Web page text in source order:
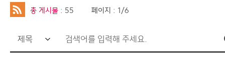
관련사이트
총 게시물 : 55 페이지 : 1/6
검
색